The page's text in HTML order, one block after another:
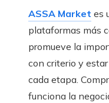
ASSA Market es
plataformas más
promueve la
con criterio y
cada etapa.
funciona la